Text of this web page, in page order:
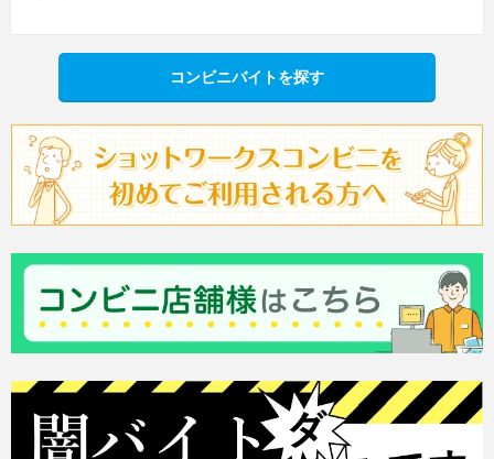
コンビニバイトを探す